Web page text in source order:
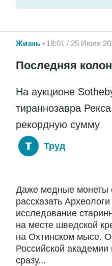
Жизнь 18:01 / 25 Июля
Последняя
На аукционе
тираннозавра
рекордную сумму
Труд
Даже медные монеты
рассказать
исследование
на месте шведской
на Охтинском мысе.
Российской
сразу...